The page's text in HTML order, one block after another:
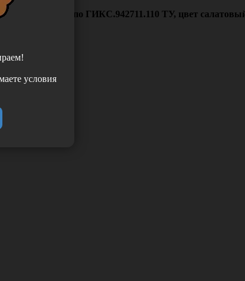
ЕДПО-10 по ГИКС.942711.110 ТУ, цвет
условия